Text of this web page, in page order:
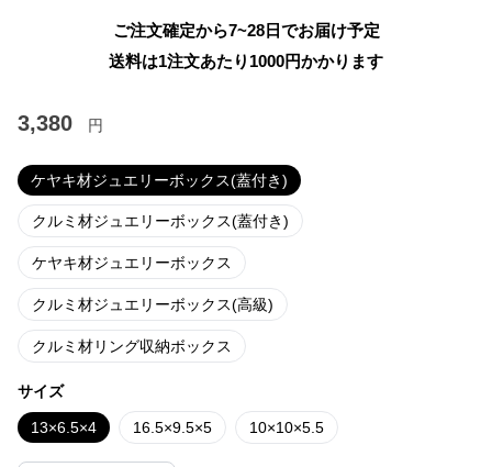
ご注文確定から7~28日でお届け予定
送料は1注文あたり 1000円かかります
3,380 円
ケヤキ材ジュエリーボックス(蓋付き)
クルミ材ジュエリーボックス(蓋付き)
ケヤキ材ジュエリーボックス
クルミ材ジュエリーボックス(高級)
クルミ材リング収納ボックス
サイズ
13×6.5×4 16.5×9.5×5 10×10×5.5